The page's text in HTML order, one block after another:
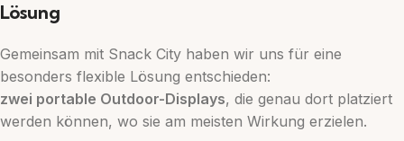
Lösung
Gemeinsam mit Snack City haben wir uns für eine
besonders flexible Lösung entschieden:
zwei portable Outdoor-Displays, die genau dort platziert
werden können, wo sie am meisten Wirkung erzielen.